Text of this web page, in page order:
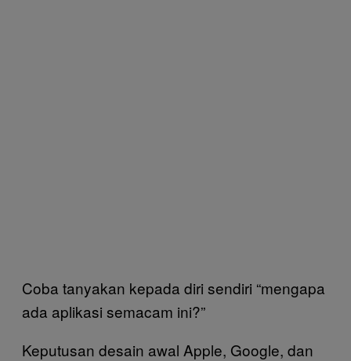
Coba tanyakan kepada diri sendiri “mengapa
ada aplikasi semacam ini?”
Keputusan desain awal Apple, Google, dan